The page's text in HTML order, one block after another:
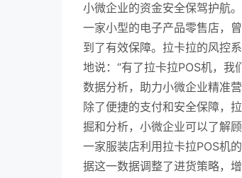
小微企业的资金安全保驾护航。
一家小型的电子产品零售店，
到了有效保障。拉卡拉的风控
地说：“有了拉卡拉POS机，我
数据分析，助力小微企业精准
除了便捷的支付和安全保障，
掘和分析，小微企业可以了解
一家服装店利用拉卡拉POS机
据这一数据调整了进货策略，